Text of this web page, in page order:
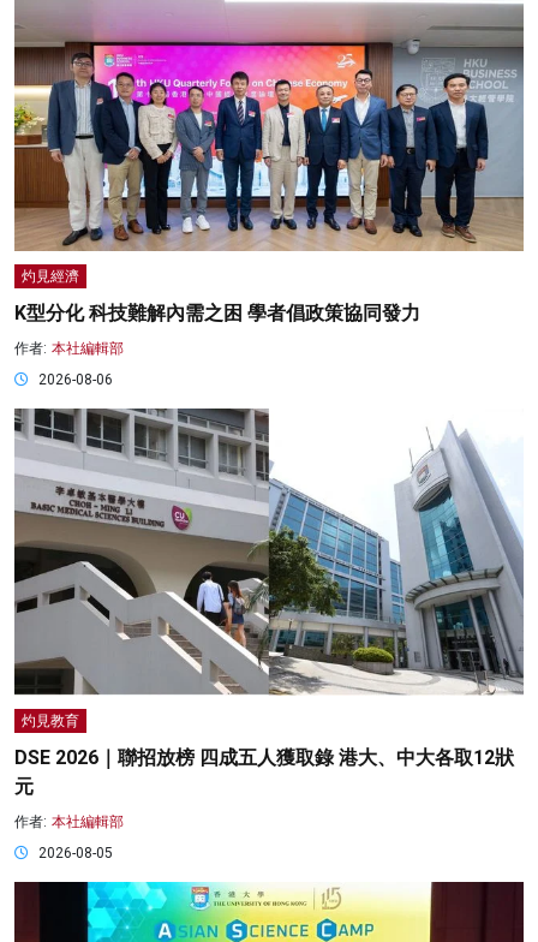
灼見經濟
K型分化 科技難解內需之困 學者倡政策協同發力
作者: 本社編輯部
2026-08-06
灼見教育
DSE 2026｜聯招放榜 四成五人獲取錄 港大、中大各取12狀
元
作者: 本社編輯部
2026-08-05